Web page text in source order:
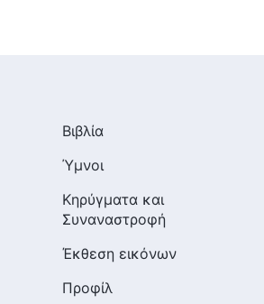
Βιβλία
Ύμνοι
Κηρύγματα και
Συναναστροφή
Έκθεση εικόνων
Προφίλ